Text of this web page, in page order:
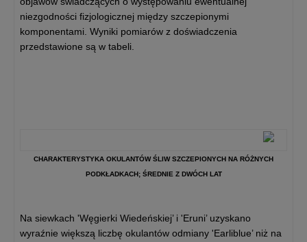
niezgodności fizjologicznej między szczepionymi
komponentami. Wyniki pomiarów z doświadczenia
przedstawione są w tabeli.
CHARAKTERYSTYKA OKULANTÓW ŚLIW SZCZEPIONYCH NA RÓŻNYCH
PODKŁADKACH; ŚREDNIE Z DWÓCH LAT
Na siewkach 'Węgierki Wiedeńskiej’ i 'Eruni’ uzyskano
wyraźnie większą liczbę okulantów odmiany 'Earliblue’ niż na